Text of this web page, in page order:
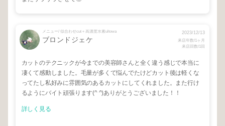
メニュー/ 似合わせcut＋高濃度水素ultowa
ブロンドジェケ
2023/12/13
来店年数/1ヶ月
来店回数/1回
カットのテクニックが今までの美容師さんと全く違う感じで本当に
凄くて感動しました。毛量が多くて悩んでたけどカット後は軽くな
ってたし私好みに雰囲気のあるカットにしてくれました。また行け
るようにバイト頑張ります(^ ^)ありがとうございました！！
詳しく見る